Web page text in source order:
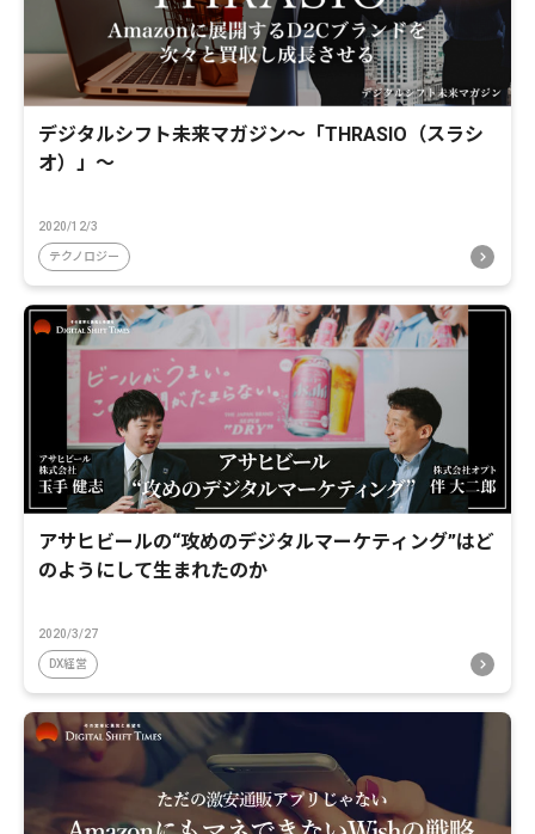
デジタルシフト未来マガジン〜「THRASIO（スラシ
オ）」〜
2020/12/3
テクノロジー
アサヒビールの“攻めのデジタルマーケティング”はど
のようにして生まれたのか
2020/3/27
DX経営